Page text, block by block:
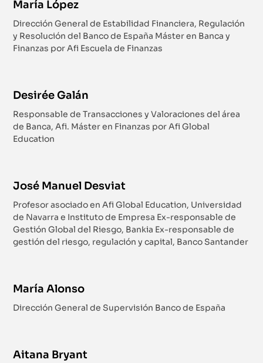
María López
Dirección General de Estabilidad Financiera, Regulación
y Resolución del Banco de España Máster en Banca y
Finanzas por Afi Escuela de Finanzas
Desirée Galán
Responsable de Transacciones y Valoraciones del área
de Banca, Afi. Máster en Finanzas por Afi Global
Education
José Manuel Desviat
Profesor asociado en Afi Global Education, Universidad
de Navarra e Instituto de Empresa Ex-responsable de
Gestión Global del Riesgo, Bankia Ex-responsable de
gestión del riesgo, regulación y capital, Banco Santander
María Alonso
Dirección General de Supervisión Banco de España
Aitana Bryant